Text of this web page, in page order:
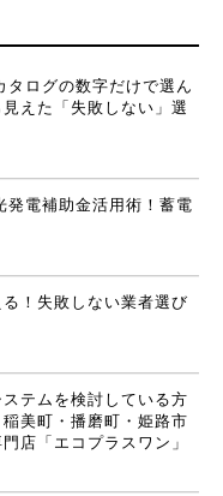
タログの数字だけで選ん
えた「失敗しない」選
発電補助金活用術！蓄電
！失敗しない業者選び
テムを検討している方
美町・播磨町・姫路市
店「エコプラスワン」